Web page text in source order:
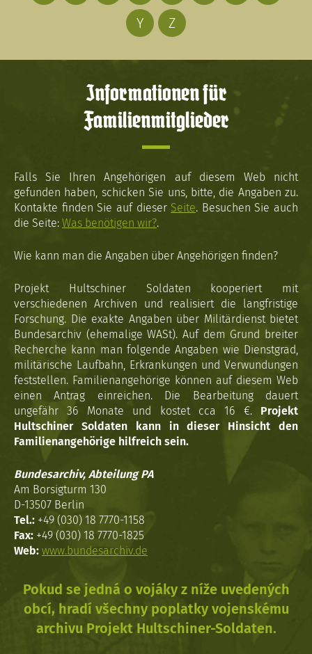
Y
Z
Informationen für
Familienmitglieder
Falls Sie Ihren Angehörigen auf diesem Web nicht
gefunden haben, schicken Sie uns, bitte, die Angaben zu.
Kontakte finden Sie auf dieser Seite. Besuchen Sie auch
die Seite: Was benötigen wir?.
Wie kann man die Angaben über Angehörigen finden?
Projekt Hultschiner Soldaten kooperiert mit
verschiedenen Archiven und realisiert die langfristige
Forschung. Die exakte Angaben über Militärdienst bietet
Bundesarchiv (ehemalige WASt). Auf dem Grund breiter
Recherche kann man folgende Angaben wie Dienstgrad,
militärische Laufbahn, Erkrankungen und Verwundungen
feststellen. Familienangehörige können auf diesem Web
einen Antrag einreichen. Die Bearbeitung dauert
ungefähr 36 Monate und kostet cca 16 €. Projekt
Hultschiner Soldaten kann in dieser Hinsicht den
Familienangehörige hilfreich sein.
Bundesarchiv, Abteilung PA
Am Borsigturm 130
D-13507 Berlin
Tel.: +49 (030) 18 7770-1158
Fax: +49 (030) 18 7770-1825
Web: www.bundesarchiv.de
Pokud se jedná o vojáky z níže uvedených
obcí, hradí všechny poplatky vojenskému
archivu Projekt Hultschiner-Soldaten.